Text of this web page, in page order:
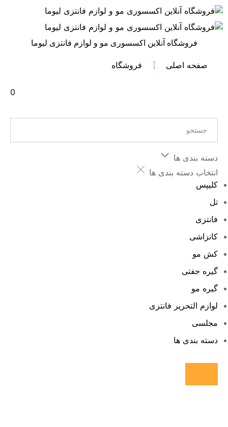
فروشگاه آنلاین اکسسوری مو و لوازم فانتزی لیوما
صفحه اصلی فروشگاه
0
دسته بندی ها
انتخاب دسته بندی ها
کلیپس
تل
فانتزی
کانزاشی
کش مو
گیره جفتی
گیره مو
لوازم التحریر فانتزی
مجلسی
دسته بندی ها